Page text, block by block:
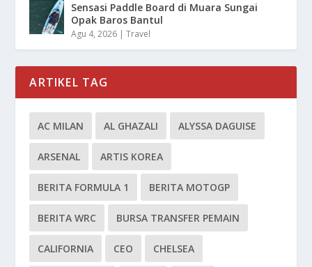
Sensasi Paddle Board di Muara Sungai
Opak Baros Bantul
Agu 4, 2026 |Travel
ARTIKEL TAG
AC MILAN AL GHAZALI ALYSSA DAGUISE
ARSENAL ARTIS KOREA
BERITA FORMULA 1 BERITA MOTOGP
BERITA WRC BURSA TRANSFER PEMAIN
CALIFORNIA CEO CHELSEA